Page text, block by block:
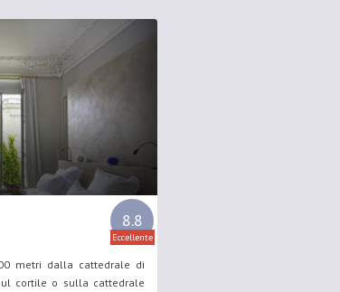
8.8
Eccellente
metri dalla cattedrale di
cortile o sulla cattedrale